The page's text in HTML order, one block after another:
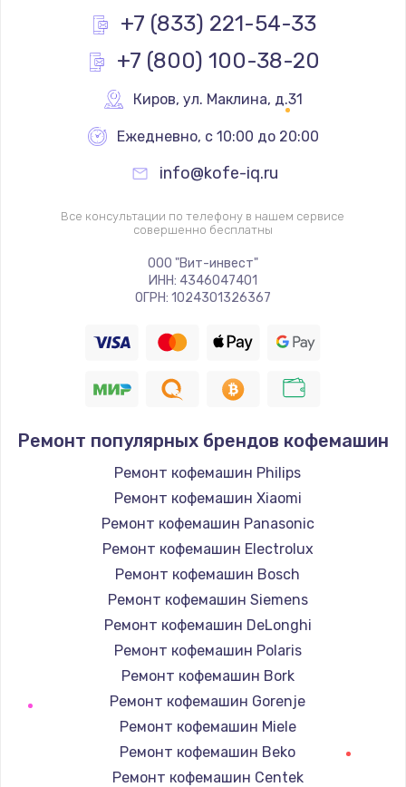
+7 (833) 221-54-33
+7 (800) 100-38-20
Киров, ул. Маклина, д.31
Ежедневно, с 10:00 до 20:00
info@kofe-iq.ru
Все консультации по телефону в нашем сервисе
совершенно бесплатны
ООО "Вит-инвест"
ИНН: 4346047401
ОГРН: 1024301326367
Ремонт популярных брендов кофемашин
Ремонт кофемашин Philips
Ремонт кофемашин Xiaomi
Ремонт кофемашин Panasonic
Ремонт кофемашин Electrolux
Ремонт кофемашин Bosch
Ремонт кофемашин Siemens
Ремонт кофемашин DeLonghi
Ремонт кофемашин Polaris
Ремонт кофемашин Bork
Ремонт кофемашин Gorenje
Ремонт кофемашин Miele
Ремонт кофемашин Beko
Ремонт кофемашин Centek